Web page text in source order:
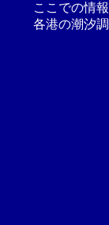
ここでの情
各港の潮汐